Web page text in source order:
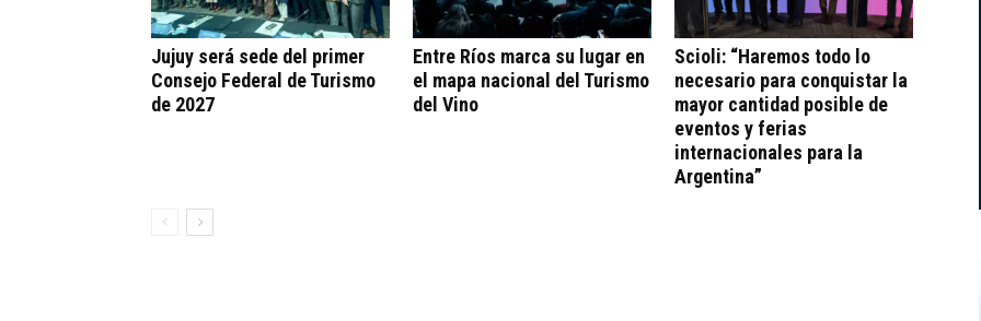
Jujuy será sede del primer
Consejo Federal de Turismo
de 2027
Entre Ríos marca su lugar en
el mapa nacional del Turismo
del Vino
Scioli: “Haremos todo lo
necesario para conquistar la
mayor cantidad posible de
eventos y ferias
internacionales para la
Argentina”